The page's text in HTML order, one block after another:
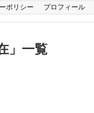
ポリシー プロフィール
」 一覧